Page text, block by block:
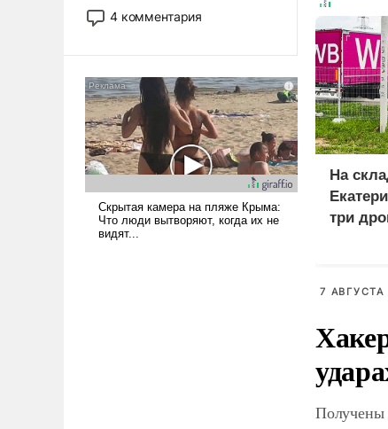
США потребуется более трех
лет. Даже небольшая война с
Сложившаяся ситуация
означает многолетний период
уязвимости США, например,
перед Китаем.
4 комментария
На
три
7 АВГУСТА
Получены